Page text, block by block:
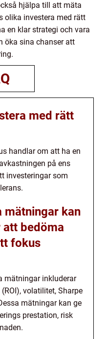
hjälpa till att mäta
olika investera med rätt
en klar strategi och vara
öka sina chanser att
med rätt
handlar om att ha en
på ens
investeringar som
mätningar kan
att bedöma
fokus
mätningar inkluderar
volatilitet, Sharpe
mätningar kan ge
prestation, risk